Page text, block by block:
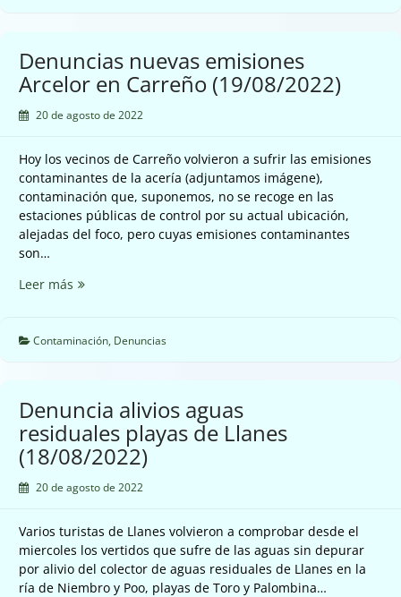
es
ilegal
Denuncias nuevas emisiones
Arcelor en Carreño (19/08/2022)
20 de agosto de 2022
Hoy los vecinos de Carreño volvieron a sufrir las emisiones
contaminantes de la acería (adjuntamos imágene),
contaminación que, suponemos, no se recoge en las
estaciones públicas de control por su actual ubicación,
alejadas del foco, pero cuyas emisiones contaminantes
son…
Leer más Denuncias
Arcelor
Contaminación, Denuncias
Denuncia alivios aguas
residuales playas de Llanes
(18/08/2022)
20 de agosto de 2022
Varios turistas de Llanes volvieron a comprobar desde el
miercoles los vertidos que sufre de las aguas sin depurar
por alivio del colector de aguas residuales de Llanes en la
ría de Niembro y Poo, playas de Toro y Palombina…